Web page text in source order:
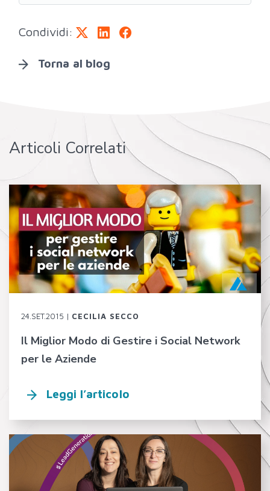
Condividi:
Torna al blog
Articoli Correlati
24.SET.2015 | CECILIA SECCO
Il Miglior Modo di Gestire i Social Network
per le Aziende
Leggi l’articolo